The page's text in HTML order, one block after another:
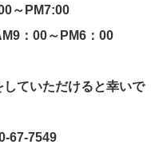
～ PM7:00
： 00～ PM6 ： 00
ていただけると幸いで
67-7549